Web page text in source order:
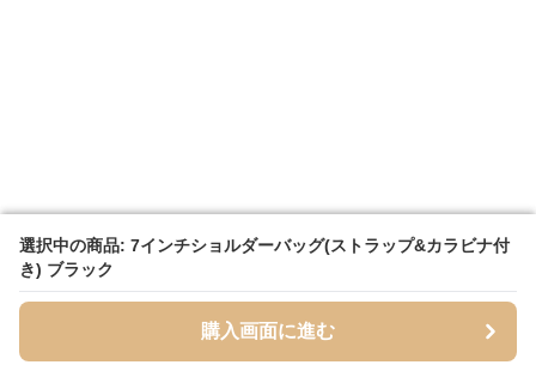
選択中の商品: 7インチショルダーバッグ(ストラップ&カラビナ付
き) ブラック
購入画面に進む
選択中の商品: 7インチショルダーバッグ(ストラップ&カラビナ付
き) ブラック
購入画面に進む